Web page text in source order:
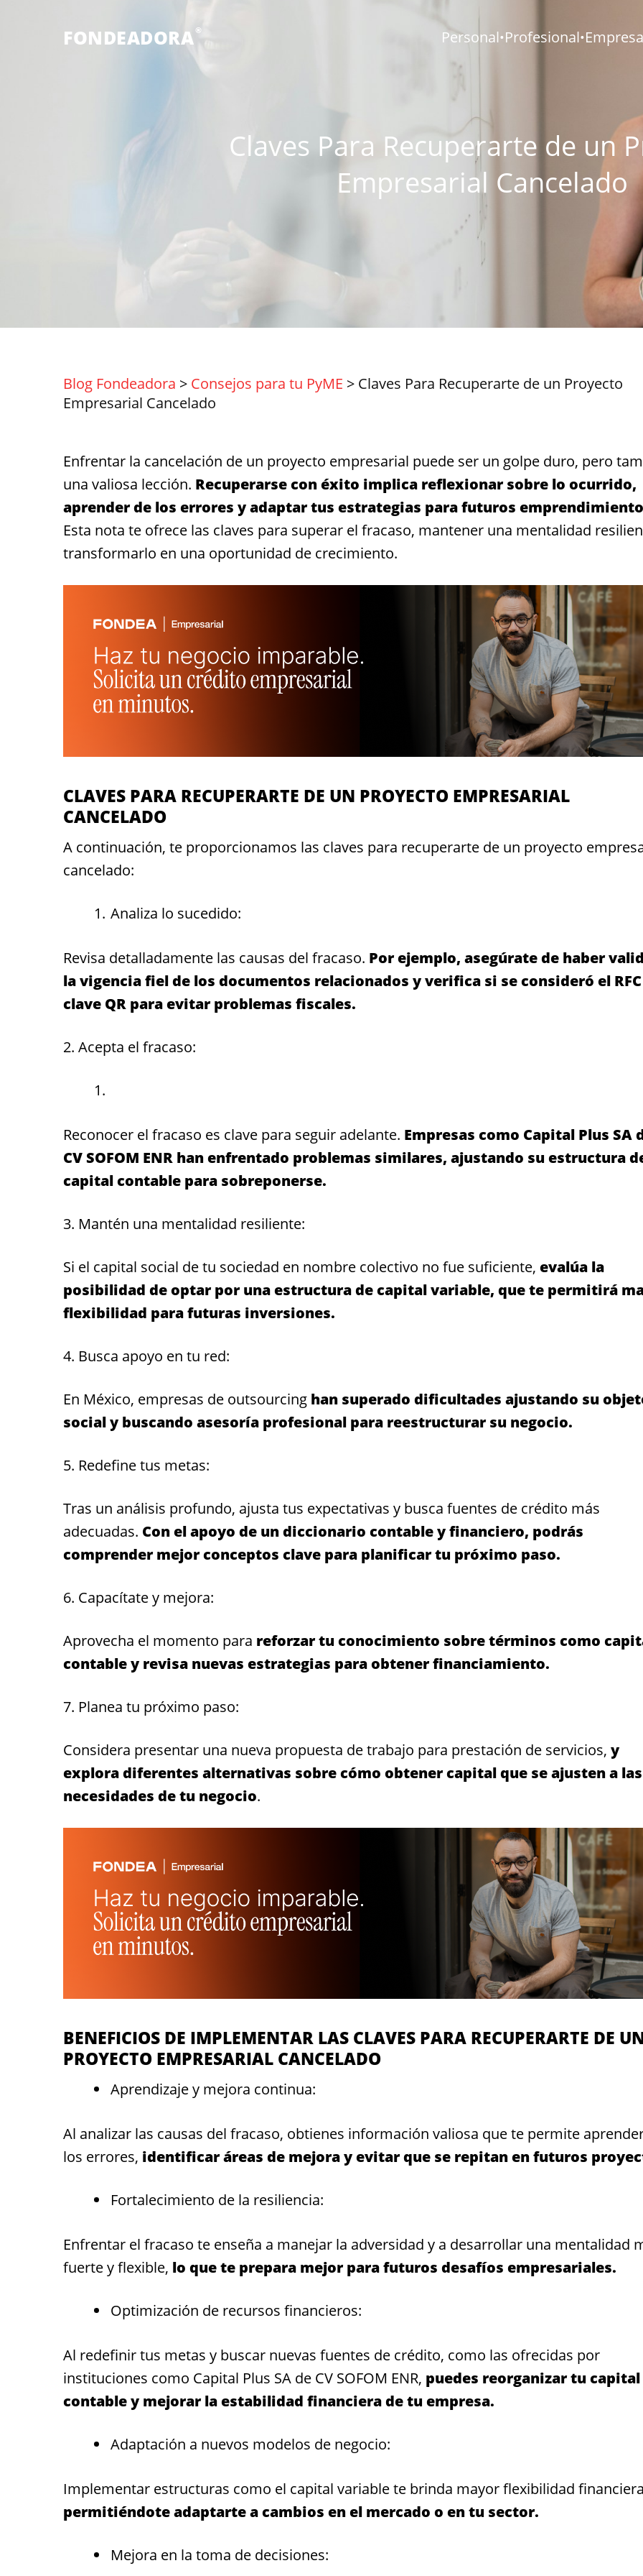
FONDEADORA ® Personal•Profesional•
Claves Para Recuperarte de un
Empresarial Cancelado
Blog Fondeadora > Consejos para tu PyME > Claves Para Recuperarte de un Proyecto
Empresarial Cancelado
Enfrentar la cancelación de un proyecto empresarial puede ser un golpe duro, pero
una valiosa lección. Recuperarse con éxito implica reflexionar sobre lo ocurrido,
aprender de los errores y adaptar tus estrategias para futuros
Esta nota te ofrece las claves para superar el fracaso, mantener una mentalidad
transformarlo en una oportunidad de crecimiento.
CLAVES PARA RECUPERARTE DE UN PROYECTO EMPRESARIAL
CANCELADO
A continuación, te proporcionamos las claves para recuperarte de un proyecto
cancelado:
Analiza lo sucedido:
Revisa detalladamente las causas del fracaso. Por ejemplo, asegúrate de haber
la vigencia fiel de los documentos relacionados y verifica si se consideró el
clave QR para evitar problemas fiscales.
2. Acepta el fracaso:
Reconocer el fracaso es clave para seguir adelante. Empresas como Capital Plus SA
CV SOFOM ENR han enfrentado problemas similares, ajustando su estructura
capital contable para sobreponerse.
3. Mantén una mentalidad resiliente:
Si el capital social de tu sociedad en nombre colectivo no fue suficiente, evalúa la
posibilidad de optar por una estructura de capital variable, que te permitirá
flexibilidad para futuras inversiones.
4. Busca apoyo en tu red:
En México, empresas de outsourcing han superado dificultades ajustando su
social y buscando asesoría profesional para reestructurar su negocio.
5. Redefine tus metas:
Tras un análisis profundo, ajusta tus expectativas y busca fuentes de crédito más
adecuadas. Con el apoyo de un diccionario contable y financiero, podrás
comprender mejor conceptos clave para planificar tu próximo paso.
6. Capacítate y mejora:
Aprovecha el momento para reforzar tu conocimiento sobre términos como
contable y revisa nuevas estrategias para obtener financiamiento.
7. Planea tu próximo paso:
Considera presentar una nueva propuesta de trabajo para prestación de servicios, y
explora diferentes alternativas sobre cómo obtener capital que se ajusten a las
necesidades de tu negocio.
BENEFICIOS DE IMPLEMENTAR LAS CLAVES PARA RECUPERARTE DE
PROYECTO EMPRESARIAL CANCELADO
Aprendizaje y mejora continua:
Al analizar las causas del fracaso, obtienes información valiosa que te permite
los errores, identificar áreas de mejora y evitar que se repitan en futuros
Fortalecimiento de la resiliencia:
Enfrentar el fracaso te enseña a manejar la adversidad y a desarrollar una mentalidad
fuerte y flexible, lo que te prepara mejor para futuros desafíos empresariales.
Optimización de recursos financieros:
Al redefinir tus metas y buscar nuevas fuentes de crédito, como las ofrecidas por
instituciones como Capital Plus SA de CV SOFOM ENR, puedes reorganizar tu capital
contable y mejorar la estabilidad financiera de tu empresa.
Adaptación a nuevos modelos de negocio:
Implementar estructuras como el capital variable te brinda mayor flexibilidad
permitiéndote adaptarte a cambios en el mercado o en tu sector.
Mejora en la toma de decisiones: